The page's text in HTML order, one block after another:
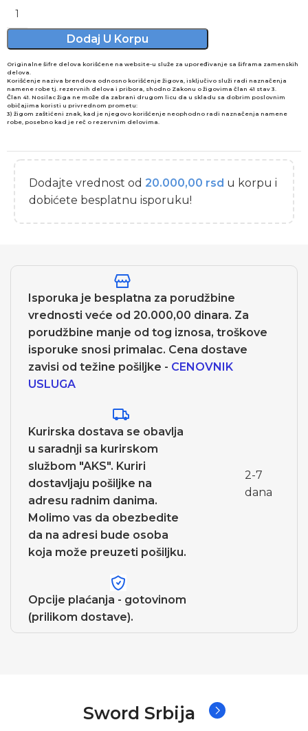
Dodaj U Korpu
Originalne šifre delova korišćene na website-u služe za upoređivanje sa šiframa zamenskih
delova.
Korišćenje naziva brendova odnosno korišćenje žigova, isključivo služi radi naznačenja
namene robe tj. rezervnih delova i pribora, shodno Zakonu o žigovima član 41 stav 3.
Član 41. Nosilac žiga ne može da zabrani drugom licu da u skladu sa dobrim poslovnim
običajima koristi u privrednom prometu:
3) žigom zaštićeni znak, kad je njegovo korišćenje neophodno radi naznačenja namene
robe, posebno kad je reč o rezervnim delovima.
Dodajte vrednost od20.000,00 rsd u korpu i
dobićete besplatnu isporuku!
Isporuka je besplatna za porudžbine
vrednosti veće od 20.000,00 dinara. Za
porudžbine manje od tog iznosa, troškove
isporuke snosi primalac. Cena dostave
zavisi od težine pošiljke - CENOVNIK
USLUGA
Kurirska dostava se obavlja
u saradnji sa kurirskom
službom "AKS". Kuriri
dostavljaju pošiljke na
adresu radnim danima.
Molimo vas da obezbedite
da na adresi bude osoba
koja može preuzeti pošiljku.
2-7
dana
Opcije plaćanja - gotovinom
(prilikom dostave).
Sword Srbija